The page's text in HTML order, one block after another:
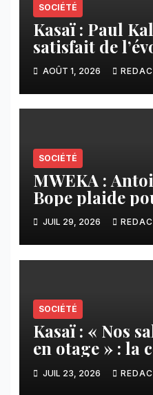
SOCIÉTÉ
Kasaï : Paul
satisfait de
travaux
SAFRIMEX
AOÛT 1, 2026
SOCIÉTÉ
MWEKA :
Bope plaide
meilleure prise
communautés
réforme sur le
JUIL 29, 2026
SOCIÉTÉ
Kasaï : « Nos
en otage » : la
contre ADVANS
Tshikapa
JUIL 23, 2026